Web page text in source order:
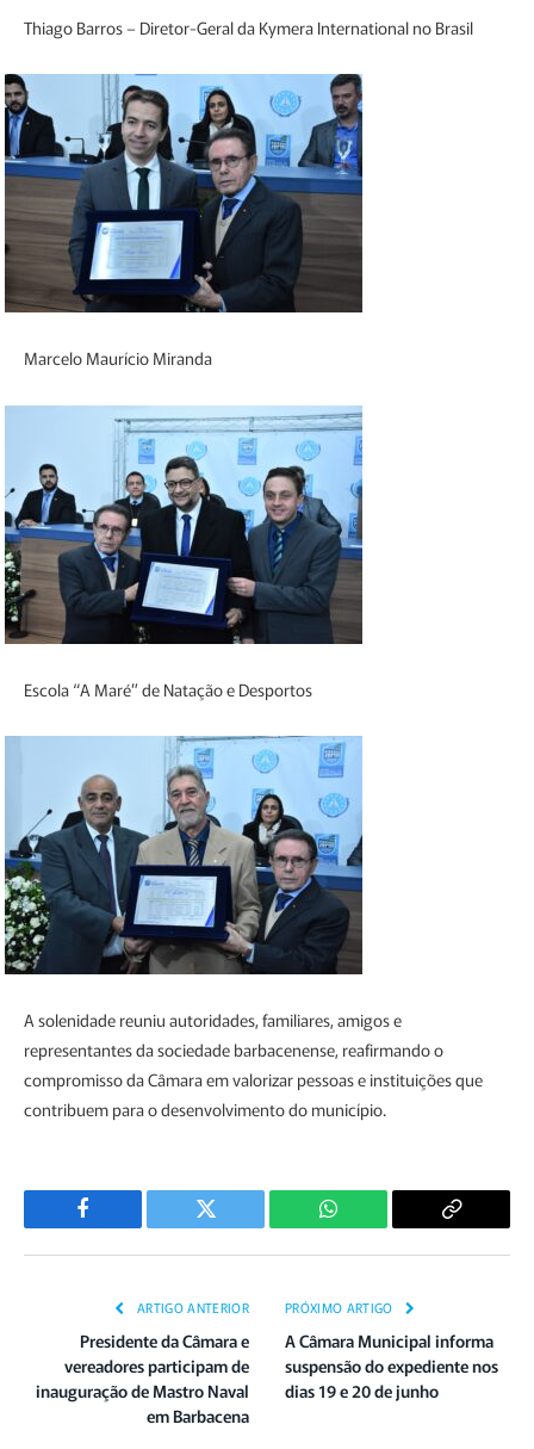
Thiago Barros – Diretor-Geral da Kymera International no Brasil
Marcelo Maurício Miranda
Escola “A Maré” de Natação e Desportos
A solenidade reuniu autoridades, familiares, amigos e
representantes da sociedade barbacenense, reafirmando o
compromisso da Câmara em valorizar pessoas e instituições que
contribuem para o desenvolvimento do município.
Facebook Twitter WhatsApp
Copiar
ARTIGO ANTERIOR
Presidente da Câmara e
vereadores participam de
inauguração de Mastro Naval
em Barbacena
PRÓXIMO ARTIGO
A Câmara Municipal informa
suspensão do expediente nos
dias 19 e 20 de junho